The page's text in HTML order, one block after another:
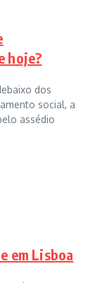
hoje?
dos
social, a
assédio
em Lisboa